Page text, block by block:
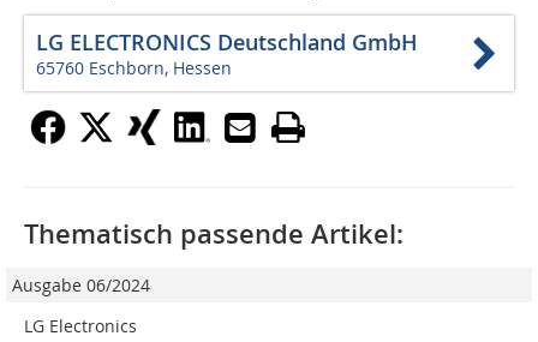
LG ELECTRONICS Deutschland GmbH
65760 Eschborn, Hessen
Thematisch passende Artikel:
Ausgabe 06/2024
LG Electronics